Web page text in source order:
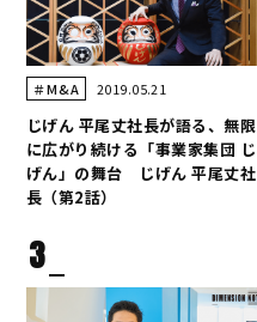
＃M&A 2019.05.21
じげん 平尾丈社長が語る、無限
に広がり続ける「事業家集団 じ
げん」の舞台 じげん 平尾丈社
長（第2話）
3